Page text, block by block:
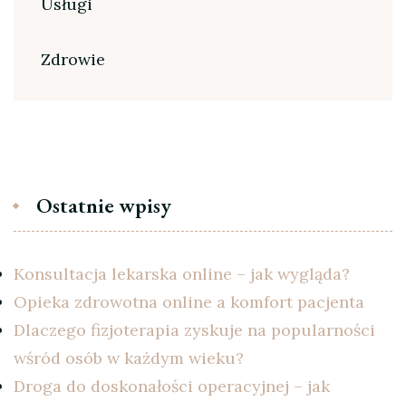
Zdrowie
Ostatnie wpisy
Konsultacja lekarska online – jak wygląda?
Opieka zdrowotna online a komfort pacjenta
Dlaczego fizjoterapia zyskuje na popularności
wśród osób w każdym wieku?
Droga do doskonałości operacyjnej – jak